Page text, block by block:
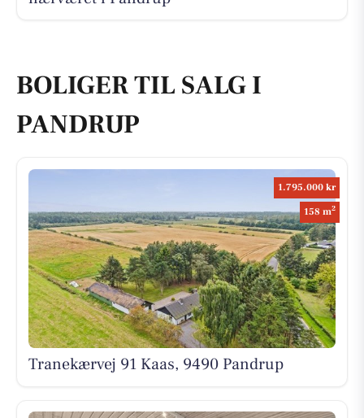
BOLIGER TIL SALG I
PANDRUP
1.795.000 kr
158 m2
Tranekærvej 91 Kaas, 9490 Pandrup